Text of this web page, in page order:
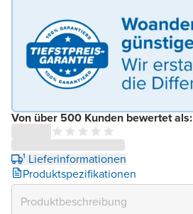
Von über 500 Kunden bewertet als:
¹ Lieferinformationen
Produktspezifikationen